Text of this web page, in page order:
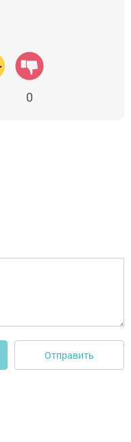
0
Отправить